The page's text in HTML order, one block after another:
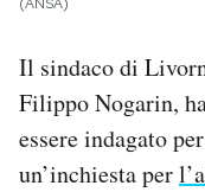
SHOP
CALENDARIO
(ANSA)
Il sindaco di
Filippo Nogarin,
essere indagato
un’inchiesta per